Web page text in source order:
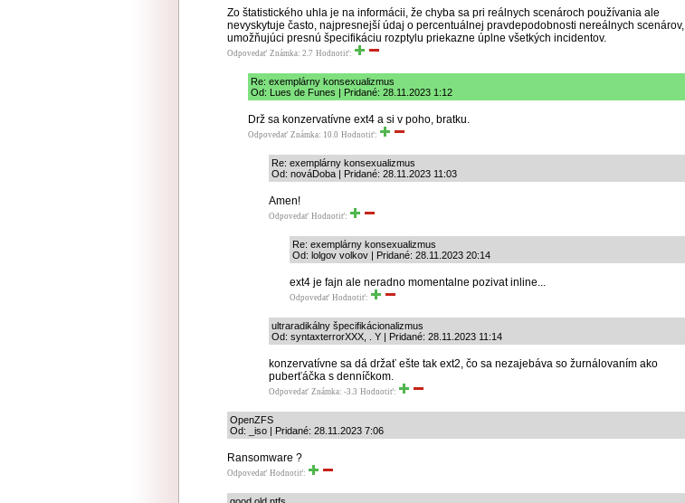
Zo štatistického uhla je na informácii, že chyba sa pri reálnych scenároch používania ale
nevyskytuje často, najpresnejší údaj o percentuálnej pravdepodobnosti nereálnych scenárov,
umožňujúci presnú špecifikáciu rozptylu priekazne úplne všetkých incidentov.
Odpovedať Známka: 2.7 Hodnotiť:
Re: exemplárny konsexualizmus
Od: Lues de Funes | Pridané: 28.11.2023 1:12
Drž sa konzervatívne ext4 a si v poho, bratku.
Odpovedať Známka: 10.0 Hodnotiť:
Re: exemplárny konsexualizmus
Od: nováDoba | Pridané: 28.11.2023 11:03
Amen!
Odpovedať Hodnotiť:
Re: exemplárny konsexualizmus
Od: lolgov volkov | Pridané: 28.11.2023 20:14
ext4 je fajn ale neradno momentalne pozivat inline...
Odpovedať Hodnotiť:
ultraradikálny špecifikácionalizmus
Od: syntaxterrorXXX, . Y | Pridané: 28.11.2023 11:14
konzervatívne sa dá držať ešte tak ext2, čo sa nezajebáva so žurnálovaním ako
puberťáčka s denníčkom.
Odpovedať Známka: -3.3 Hodnotiť:
OpenZFS
Od: _iso | Pridané: 28.11.2023 7:06
Ransomware ?
Odpovedať Hodnotiť: